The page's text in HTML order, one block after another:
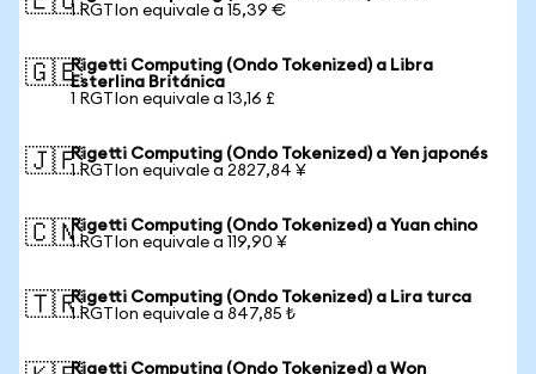
1 RGTIon equivale a 15,39 €
🇬🇧Rigetti Computing (Ondo Tokenized) a Libra
Esterlina Británica
1 RGTIon equivale a 13,16 £
🇯🇵Rigetti Computing (Ondo Tokenized) a Yen japonés
1 RGTIon equivale a 2827,84 ¥
🇨🇳Rigetti Computing (Ondo Tokenized) a Yuan chino
1 RGTIon equivale a 119,90 ¥
🇹🇷Rigetti Computing (Ondo Tokenized) a Lira turca
1 RGTIon equivale a 847,85 ₺
Rigetti Computing (Ondo Tokenized) a Won